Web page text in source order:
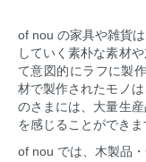
of nou の家具や雑貨
していく素朴な素材
て意図的にラフに製
材で製作されたモノ
のさまには、大量生
を感じることができま
of nou では、木製品